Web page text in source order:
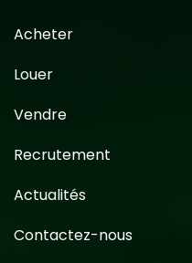
Acheter
Louer
Vendre
Recrutement
Actualités
Contactez-nous